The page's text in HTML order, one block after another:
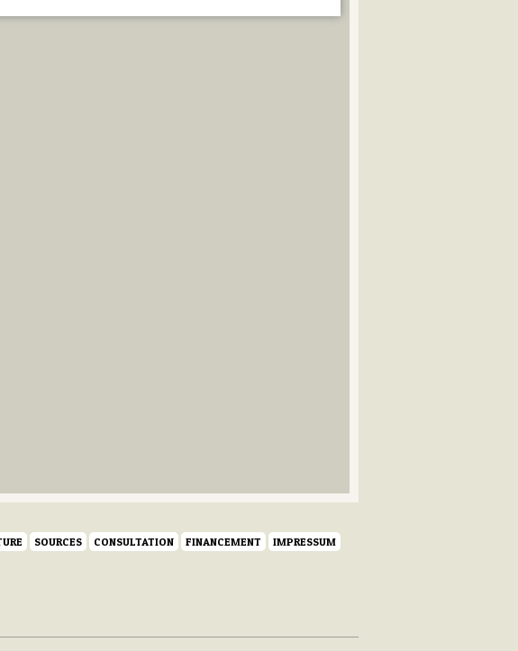
SOURCES CONSULTATION FINANCEMENT IMPRESSUM